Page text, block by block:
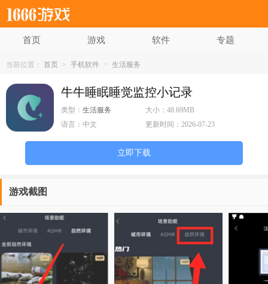
首页 游戏 软件 专题
当前位置： 首页 > 手机软件 > 生活服务
牛牛睡眠睡觉监控小记录
类型： 生活服务 大小：48.69MB
语言： 中文 更新时间：2026-07-23
立即下载
游戏截图